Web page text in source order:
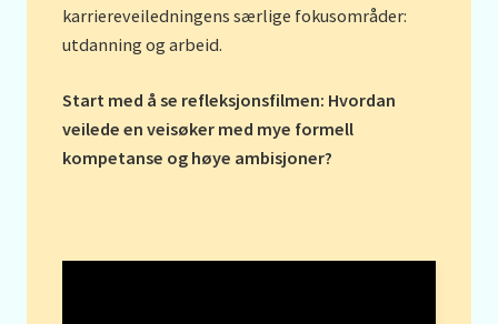
karriereveiledningens særlige fokusområder:
utdanning og arbeid.
Start med å se refleksjonsfilmen: Hvordan
veilede en veisøker med mye formell
kompetanse og høye ambisjoner?